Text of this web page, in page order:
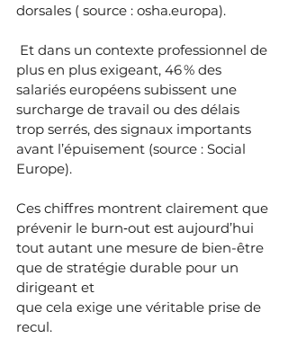
dorsales ( source : osha.europa).
plus en plus exigeant, 46 % des
salariés européens subissent une
surcharge de travail ou des délais
trop serrés, des signaux importants
avant l’épuisement (source : Social
Europe).
Ces chiffres montrent clairement que
prévenir le burn‑out est aujourd’hui
tout autant une mesure de bien-être
que de stratégie durable pour un
dirigeant et
que cela exige une véritable prise de
recul.